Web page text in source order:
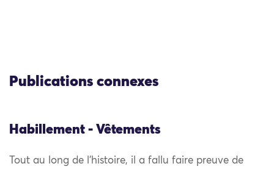
Publications connexes
Habillement - Vêtements
Tout au long de l’histoire, il a fallu faire preuve de